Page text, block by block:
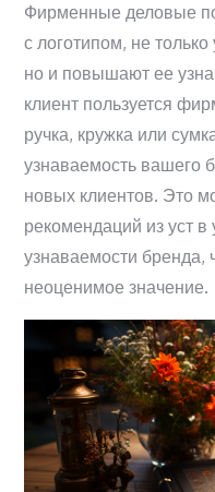
Фирменные деловые
с логотипом, не
но и повышают ее
клиент пользуется
ручка, кружка или
узнаваемость вашего
новых клиентов. Это
рекомендаций из уст
узнаваемости бренда,
неоценимое значение.